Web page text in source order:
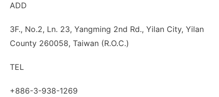
ADD
3F., No.2, Ln. 23, Yangming 2nd Rd., Yilan City, Yilan
County 260058, Taiwan (R.O.C.)
TEL
+886-3-938-1269​